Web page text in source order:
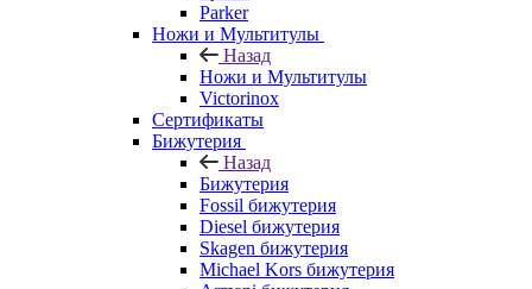
Parker
Ножи и Мультитулы
Назад
Ножи и Мультитулы
Victorinox
Сертификаты
Бижутерия
Назад
Бижутерия
Fossil бижутерия
Diesel бижутерия
Skagen бижутерия
Michael Kors бижутерия